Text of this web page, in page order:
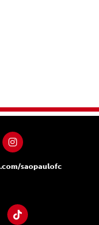
saopaulofc